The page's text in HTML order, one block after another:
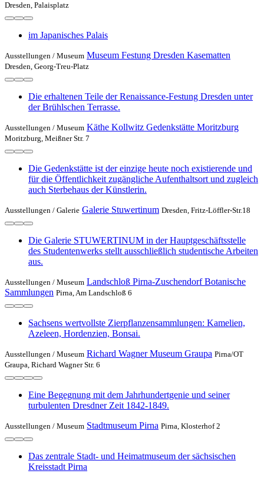
Dresden, Palaisplatz
im Japanisches Palais
Ausstellungen / Museum Museum Festung Dresden Kasematten
Dresden, Georg-Treu-Platz
Die erhaltenen Teile der Renaissance-Festung Dresden unter
der Brühlschen Terrasse.
Ausstellungen / Museum Käthe Kollwitz Gedenkstätte Moritzburg
Moritzburg, Meißner Str. 7
Die Gedenkstätte ist der einzige heute noch existierende und
für die Öffentlichkeit zugängliche Aufenthaltsort und zugleich
auch Sterbehaus der Künstlerin.
Ausstellungen / Galerie Galerie Stuwertinum Dresden, Fritz-Löffler-Str.18
Die Galerie STUWERTINUM in der Hauptgeschäftsstelle
des Studentenwerks stellt ausschließlich studentische Arbeiten
aus.
Ausstellungen / Museum Landschloß Pirna-Zuschendorf Botanische
Sammlungen Pirna, Am Landschloß 6
Sachsens wertvollste Zierpflanzensammlungen: Kamelien,
Azeleen, Hordenzien, Bonsai.
Ausstellungen / Museum Richard Wagner Museum Graupa Pirna/OT
Graupa, Richard Wagner Str. 6
Eine Begegnung mit dem Jahrhundertgenie und seiner
turbulenten Dresdner Zeit 1842-1849.
Ausstellungen / Museum Stadtmuseum Pirna Pirna, Klosterhof 2
Das zentrale Stadt- und Heimatmuseum der sächsischen
Kreisstadt Pirna